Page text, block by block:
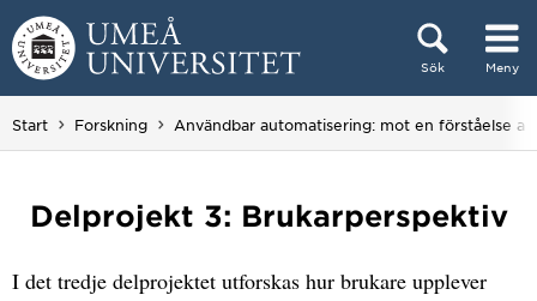
Hoppa direkt till innehållet
Sök Meny
Huvudmenyn dold.
Start Forskning Användbar automatisering: mot en förståelse
Delprojekt 3: Brukarperspektiv
I det tredje delprojektet utforskas hur brukare upplever